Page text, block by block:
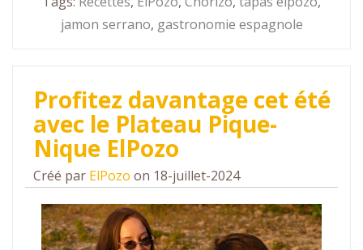
jamon serrano, gastronomie espagnole
Profitez davantage cet été
avec le Plateau Pique-
Nique ElPozo
Créé par ElPozo on 18-juillet-2024